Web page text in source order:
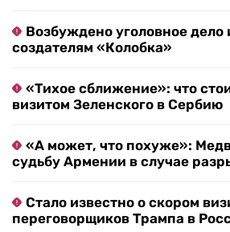
Возбуждено уголовное дело
создателям «Колобка»
«Тихое сближение»: что
визитом Зеленского в Сербию
«А может, что похуже»:
судьбу Армении в случае
Стало известно о скором
переговорщиков Трампа в